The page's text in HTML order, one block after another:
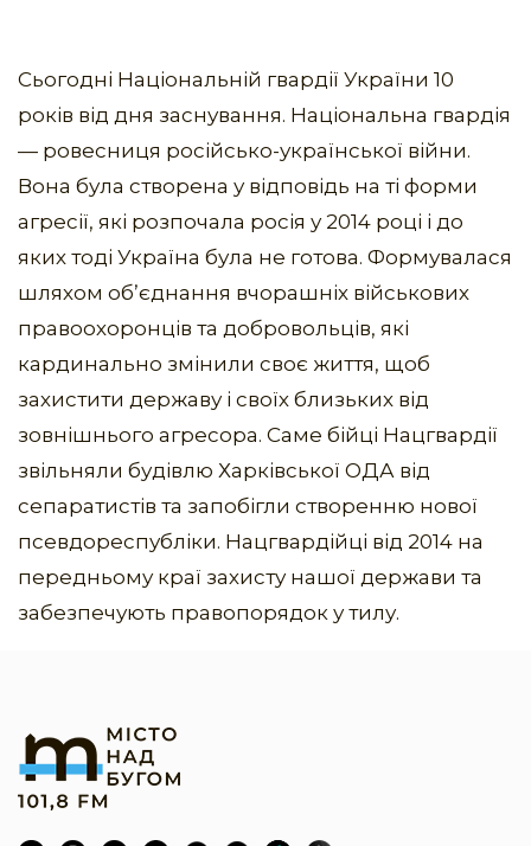
Сьогодні Національній гвардії України 10
років від дня заснування. Національна гвардія
— ровесниця російсько-української війни.
Вона була створена у відповідь на ті форми
агресії, які розпочала росія у 2014 році і до
яких тоді Україна була не готова. Формувалася
шляхом обʼєднання вчорашніх військових
правоохоронців та добровольців, які
кардинально змінили своє життя, щоб
захистити державу і своїх близьких від
зовнішнього агресора. Саме бійці Нацгвардії
звільняли будівлю Харківської ОДА від
сепаратистів та запобігли створенню нової
псевдореспубліки. Нацгвардійці від 2014 на
передньому краї захисту нашої держави та
забезпечують правопорядок у тилу.